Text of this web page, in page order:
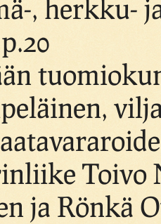
, herkku-
Toivo
ja Rönkä